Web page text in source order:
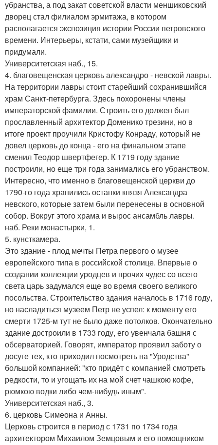
убранства, а под закат советской власти меншиковский
дворец стал филиалом эрмитажа, в котором
располагается экспозиция истории России петровского
времени. Интерьеры, кстати, сами музейщики и
придумали.
Университетская наб., 15.
4. благовещенская церковь александро - невской лавры.
На территории лавры стоит старейший сохранившийся
храм Санкт-петербурга. Здесь похоронены члены
императорской фамилии. Строить его должен был
прославленный архитектор Доменико трезини, но в
итоге проект проучили Кристофу Конраду, который не
довел церковь до конца - его на финальном этапе
сменил Теодор швертфегер. К 1719 году здание
построили, но еще три года занимались его убранством.
Интересно, что именно в благовещенской церкви до
1790-го года хранились останки князя Александра
невского, которые затем были перенесены в основной
собор. Вокруг этого храма и вырос ансамбль лавры.
наб. Реки монастырки, 1.
5. кунсткамера.
Это здание - плод мечты Петра первого о музее
европейского типа в российской столице. Впервые о
создании коллекции уродцев и прочих чудес со всего
света царь задумался еще во время своего великого
посольства. Строительство здания началось в 1716 году,
но насладиться музеем Петр не успел: к моменту его
смерти 1725-м тут не было даже потолков. Окончательно
здание достроили в 1733 году, его увенчала башня с
обсерваторией. Говорят, император проявил заботу о
досуге тех, кто приходил посмотреть на "Уродства"
большой компанией: "кто придёт с компанией смотреть
редкости, то и угощать их на мой счет чашкою кофе,
рюмкою водки либо чем-нибудь иным".
Университетская наб., 3.
6. церковь Симеона и Анны.
Церковь строится в период с 1731 по 1734 года
архитектором Михаилом Земцовым и его помощником